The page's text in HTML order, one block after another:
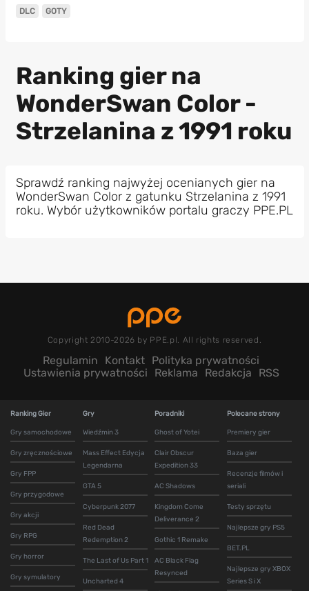
DLC GOTY
Ranking gier na
WonderSwan Color -
Strzelanina z 1991 roku
Sprawdź ranking najwyżej ocenianych gier na
WonderSwan Color z gatunku Strzelanina z 1991
roku. Wybór użytkowników portalu graczy PPE.PL
Copyright 2010-2026 by PPE.pl. All rights reserved.
Regulamin Kontakt Polityka prywatności
Ustawienia prywatności
Reklama Redakcja RSS
Ranking Gier
Gry samochodowe
Gry zręcznościowe
Gry FPP
Gry przygodowe
Gry akcji
Gry RPG
Gry horror
Gry symulatory
Gry
Wiedźmin 3
Mass Effect Edycja
Legendarna
GTA 5
Cyberpunk 2077
Red Dead
Redemption 2
The Last of Us Part 1
Uncharted 4
Poradniki
Ghost of Yotei
Clair Obscur
Expedition 33
AC Shadows
Kingdom Come
Deliverance 2
Gothic 1 Remake
AC Black Flag
Resynced
Polecane strony
Premiery gier
Baza gier
Recenzje filmów i
seriali
Testy sprzętu
Najlepsze gry PS5
BET.PL
Najlepsze gry XBOX
Series S i X